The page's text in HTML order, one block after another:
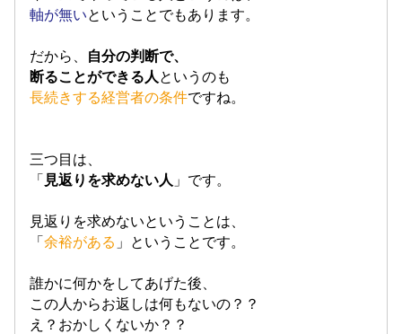
軸が無いということでもあります。
だから、
自分の判断で、
断ることができる人 というのも
長続きする経営者の条件ですね。
三つ目は、
「 見返りを求めない人 」です。
見返りを求めないということは、
「 余裕がある 」ということです。
誰かに何かをしてあげた後、
この人からお返しは何もないの？？
え？おかしくないか？？